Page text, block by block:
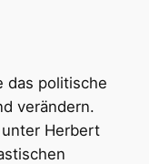
das politische
verändern.
Herbert